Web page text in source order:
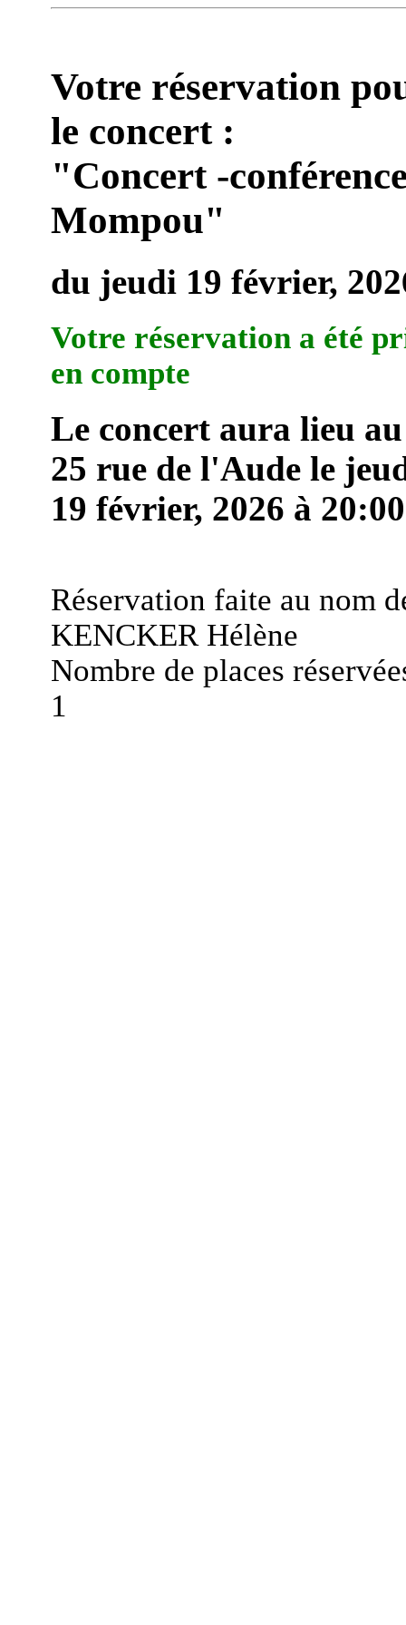
Votre réservation
le concert :
"Concert -
Mompou"
du jeudi 19 février,
Votre réservation a été
en compte
Le concert aura lieu au
25 rue de l'Aude le
19 février, 2026 à
Réservation faite au nom
KENCKER Hélène
Nombre de places
1